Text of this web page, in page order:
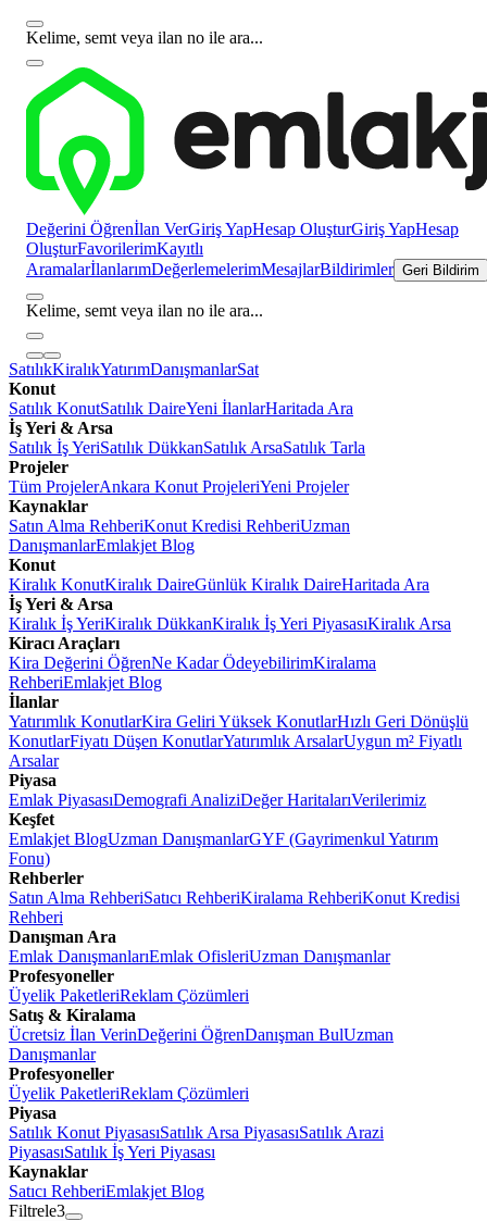
Kelime, semt veya ilan no ile ara...
Değerini Öğrenİlan VerGiriş YapHesap OluşturGiriş YapHesap
OluşturFavorilerimKayıtlı
AramalarİlanlarımDeğerlemelerimMesajlarBildirimler Geri Bildirim
Kelime, semt veya ilan no ile ara...
SatılıkKiralıkYatırımDanışmanlarSat
Konut
Satılık KonutSatılık DaireYeni İlanlarHaritada Ara
İş Yeri & Arsa
Satılık İş YeriSatılık DükkanSatılık ArsaSatılık Tarla
Projeler
Tüm ProjelerAnkara Konut ProjeleriYeni Projeler
Kaynaklar
Satın Alma RehberiKonut Kredisi RehberiUzman
DanışmanlarEmlakjet Blog
Konut
Kiralık KonutKiralık DaireGünlük Kiralık DaireHaritada Ara
İş Yeri & Arsa
Kiralık İş YeriKiralık DükkanKiralık İş Yeri PiyasasıKiralık Arsa
Kiracı Araçları
Kira Değerini ÖğrenNe Kadar ÖdeyebilirimKiralama
RehberiEmlakjet Blog
İlanlar
Yatırımlık KonutlarKira Geliri Yüksek KonutlarHızlı Geri Dönüşlü
KonutlarFiyatı Düşen KonutlarYatırımlık ArsalarUygun m² Fiyatlı
Arsalar
Piyasa
Emlak PiyasasıDemografi AnaliziDeğer HaritalarıVerilerimiz
Keşfet
Emlakjet BlogUzman DanışmanlarGYF (Gayrimenkul Yatırım
Fonu)
Rehberler
Satın Alma RehberiSatıcı RehberiKiralama RehberiKonut Kredisi
Rehberi
Danışman Ara
Emlak DanışmanlarıEmlak OfisleriUzman Danışmanlar
Profesyoneller
Üyelik PaketleriReklam Çözümleri
Satış & Kiralama
Ücretsiz İlan VerinDeğerini ÖğrenDanışman BulUzman
Danışmanlar
Profesyoneller
Üyelik PaketleriReklam Çözümleri
Piyasa
Satılık Konut PiyasasıSatılık Arsa PiyasasıSatılık Arazi
PiyasasıSatılık İş Yeri Piyasası
Kaynaklar
Satıcı RehberiEmlakjet Blog
Filtrele3